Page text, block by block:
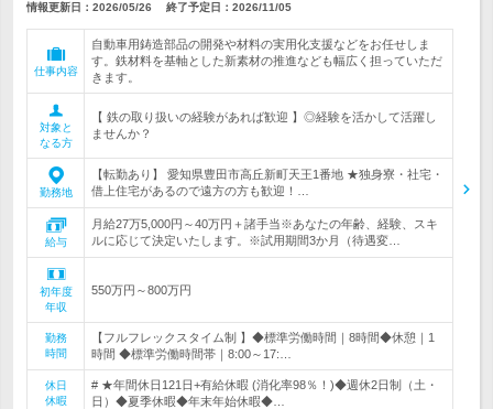
情報更新日：2026/05/26 終了予定日： 2026/11/05
仕事内容
自動車用鋳造部品の開発や材料の実用化支援などをお任せしま
す。鉄材料を基軸とした新素材の推進なども幅広く担っていただ
きます。
対象と
なる方
【 鉄の取り扱いの経験があれば歓迎 】◎経験を活かして活躍し
ませんか？
勤務地
【転勤あり】 愛知県豊田市高丘新町天王1番地 ★独身寮・社宅・
借上住宅があるので遠方の方も歓迎！…
給与
月給27万5,000円～40万円＋諸手当※あなたの年齢、経験、スキ
ルに応じて決定いたします。※試用期間3か月（待遇変…
初年度
年収
550万円～800万円
勤務
時間
【フルフレックスタイム制 】◆標準労働時間｜8時間◆休憩｜1
時間 ◆標準労働時間帯｜8:00～17:…
休日
休暇
# ★年間休日121日+有給休暇 (消化率98％！)◆週休2日制（土・
日）◆夏季休暇◆年末年始休暇◆…